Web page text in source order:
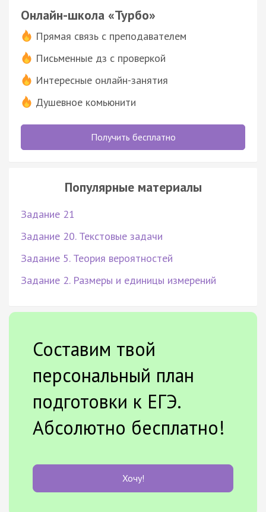
Онлайн-школа «Турбо»
Прямая связь с преподавателем
Письменные дз с проверкой
Интересные онлайн-занятия
Душевное комьюнити
Получить бесплатно
Популярные материалы
Задание 21
Задание 20. Текстовые задачи
Задание 5. Теория вероятностей
Задание 2. Размеры и единицы измерений
Составим твой
персональный план
подготовки к ЕГЭ.
Абсолютно бесплатно!
Хочу!